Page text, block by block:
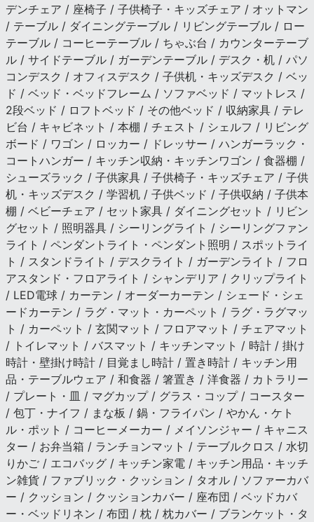
デンチェア / 座椅子 / 子供椅子・キッズチェア / オットマン
/ テーブル / ダイニングテーブル / リビングテーブル / ロー
テーブル / コーヒーテーブル / ちゃぶ台 / カウンターテーブ
ル / サイドテーブル / ガーデンテーブル / デスク・机 / パソ
コンデスク / オフィスデスク / 子供机・キッズデスク / ベッ
ド / ベッド・ベッドフレーム / ソファベッド / マットレス /
2段ベッド / ロフトベッド / その他ベッド / 収納家具 / テレ
ビ台 / キャビネット / 本棚 / チェスト / シェルフ / リビング
ボード / ワゴン / ロッカー / ドレッサー / ハンガーラック・
コートハンガー / キッチン収納・キッチンワゴン / 食器棚 /
シューズラック / 子供家具 / 子供椅子・キッズチェア / 子供
机・キッズデスク / 学習机 / 子供ベッド / 子供収納 / 子供本
棚 / ベビーチェア / セット家具 / ダイニングセット / リビン
グセット / 照明器具 / シーリングライト / シーリングファン
ライト / ペンダントライト・ペンダント照明 / スポットライ
ト / スタンドライト / デスクライト / ガーデンライト / フロ
アスタンド・フロアライト / シャンデリア / クリップライト
/ LED電球 / カーテン / オーダーカーテン / シェード・シェ
ードカーテン / ラグ・マット・カーペット / ラグ・ラグマッ
ト / カーペット / 玄関マット / フロアマット / チェアマット
/ トイレマット / バスマット / キッチンマット / 時計 / 掛け
時計・壁掛け時計 / 目覚まし時計 / 置き時計 / キッチン用
品・テーブルウェア / 和食器 / 箸置き / 洋食器 / カトラリー
/ プレート・皿 / マグカップ / グラス・コップ / コースター
/ 包丁・ナイフ / まな板 / 鍋・フライパン / やかん・ケト
ル・ポット / コーヒーメーカー / メイソンジャー / キャニス
ター / お弁当箱 / ランチョンマット / テーブルクロス / 水切
りかご / エコバッグ / キッチン家電 / キッチン用品・キッチ
ン雑貨 / ファブリック・クッション / タオル / ソファーカバ
ー / クッション / クッションカバー / 座布団 / ベッドカバ
ー・ベッドリネン / 布団 / 枕 / 枕カバー / ブランケット・タ